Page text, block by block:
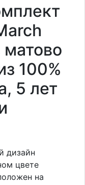
100%
5 лет
дизайн
цвете
на